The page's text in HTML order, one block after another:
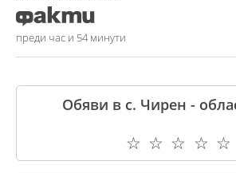
преди час и 54 минути
Обяви в с. Чирен -
☆
☆
☆
☆
☆